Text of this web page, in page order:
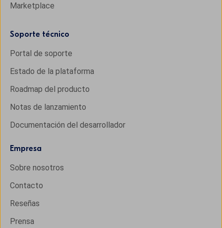
Marketplace
Soporte técnico
Portal de soporte
Estado de la plataforma
Roadmap del producto
Notas de lanzamiento
Documentación del desarrollador
Empresa
Sobre nosotros
Contacto
Reseñas
Prensa